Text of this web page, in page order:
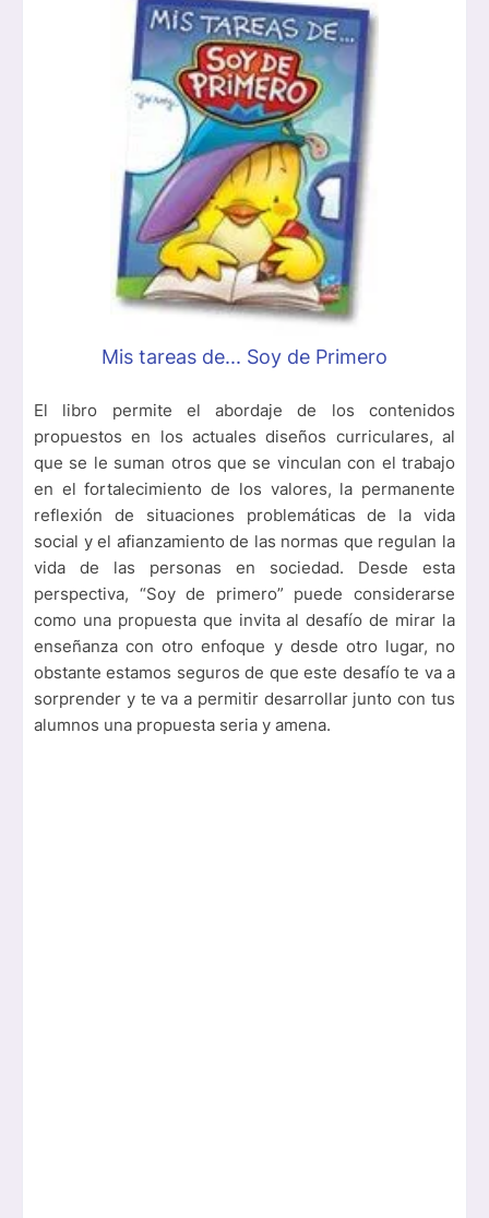
Mis tareas de... Soy de Primero
El libro permite el abordaje de los contenidos
propuestos en los actuales diseños curriculares, al
que se le suman otros que se vinculan con el trabajo
en el fortalecimiento de los valores, la permanente
reflexión de situaciones problemáticas de la vida
social y el afianzamiento de las normas que regulan la
vida de las personas en sociedad. Desde esta
perspectiva, “Soy de primero” puede considerarse
como una propuesta que invita al desafío de mirar la
enseñanza con otro enfoque y desde otro lugar, no
obstante estamos seguros de que este desafío te va a
sorprender y te va a permitir desarrollar junto con tus
alumnos una propuesta seria y amena.